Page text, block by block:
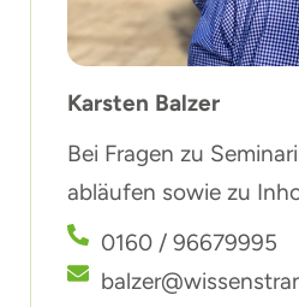
Karsten Balzer
Bei Fragen zu
abläufen sowie zu
0160 / 96679995